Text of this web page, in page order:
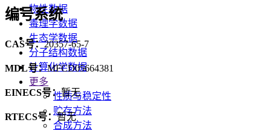
物性数据
毒理学数据
生态学数据
分子结构数据
计算化学数据
更多
性质与稳定性
贮存方法
合成方法
编号系统
CAS号：20357-65-7
MDL号：MFCD05664381
EINECS号：暂无
RTECS号：暂无